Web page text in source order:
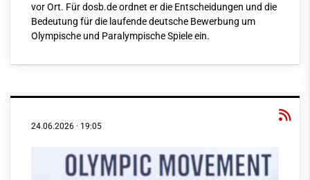
vor Ort. Für dosb.de ordnet er die Entscheidungen und die
Bedeutung für die laufende deutsche Bewerbung um
Olympische und Paralympische Spiele ein.
24.06.2026 · 19:05